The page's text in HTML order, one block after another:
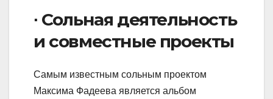
∙ Сольная деятельность
и совместные проекты
Самым известным сольным проектом
Максима Фадеева является альбом